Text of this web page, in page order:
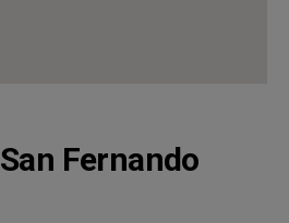
Fernando